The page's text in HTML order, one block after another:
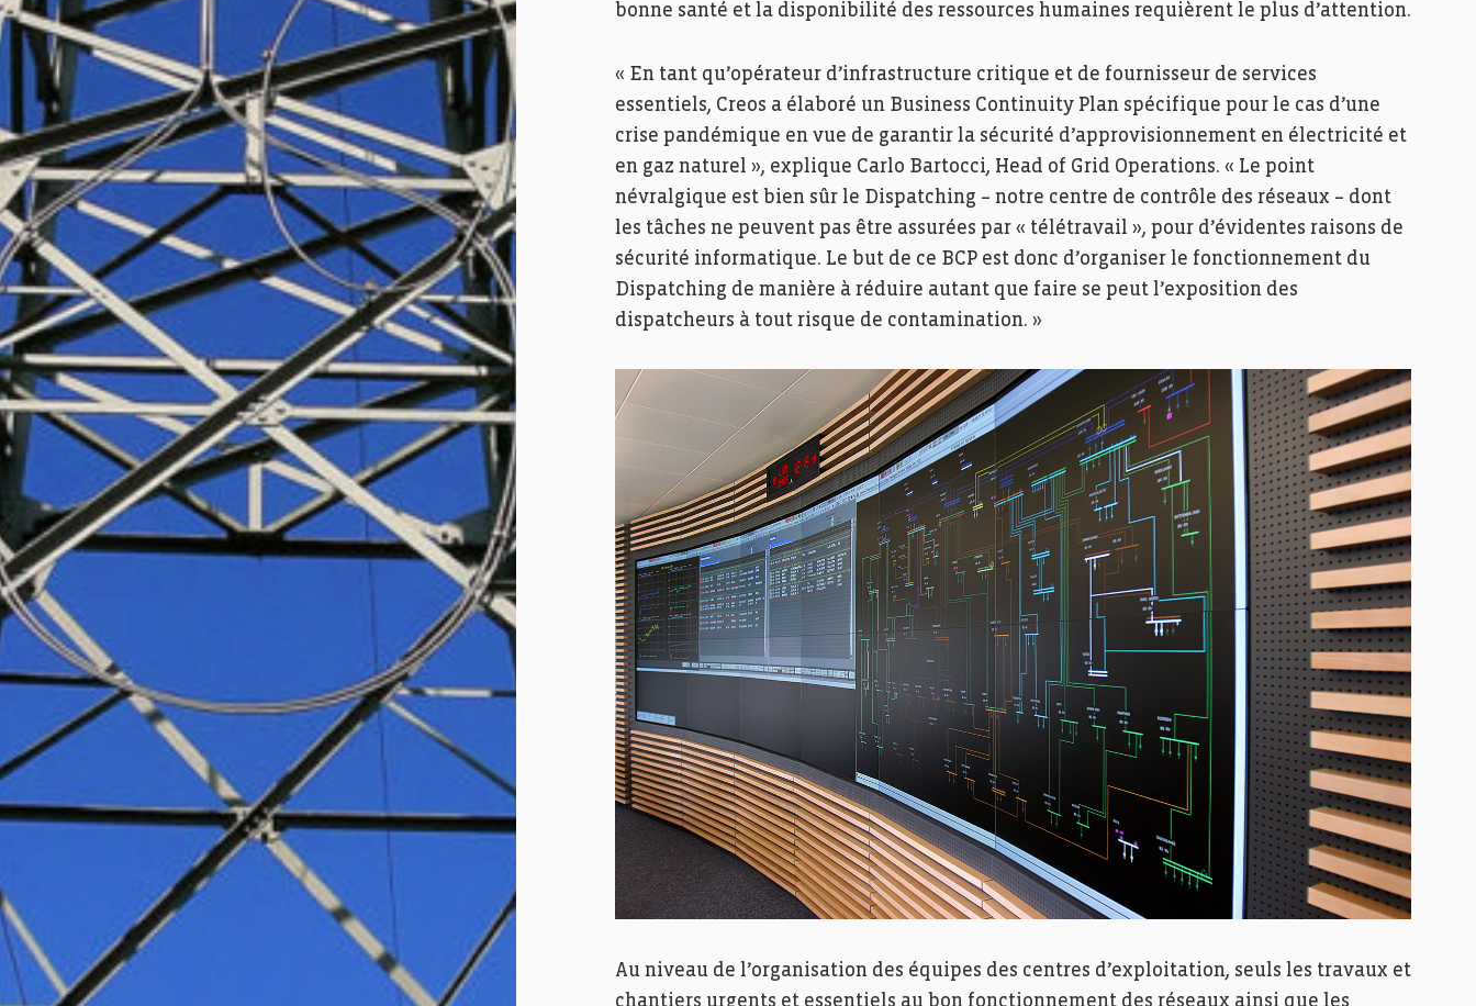
bonne santé et la disponibilité des ressources humaines requièrent le plus d’attention.
« En tant qu’opérateur d’infrastructure critique et de fournisseur de services
essentiels, Creos a élaboré un Business Continuity Plan spécifique pour le cas d’une
crise pandémique en vue de garantir la sécurité d’approvisionnement en électricité et
en gaz naturel », explique Carlo Bartocci, Head of Grid Operations. « Le point
névralgique est bien sûr le Dispatching – notre centre de contrôle des réseaux – dont
les tâches ne peuvent pas être assurées par « télétravail », pour d’évidentes raisons de
sécurité informatique. Le but de ce BCP est donc d’organiser le fonctionnement du
Dispatching de manière à réduire autant que faire se peut l’exposition des
dispatcheurs à tout risque de contamination. »
Au niveau de l’organisation des équipes des centres d’exploitation, seuls les travaux et
chantiers urgents et essentiels au bon fonctionnement des réseaux ainsi que les